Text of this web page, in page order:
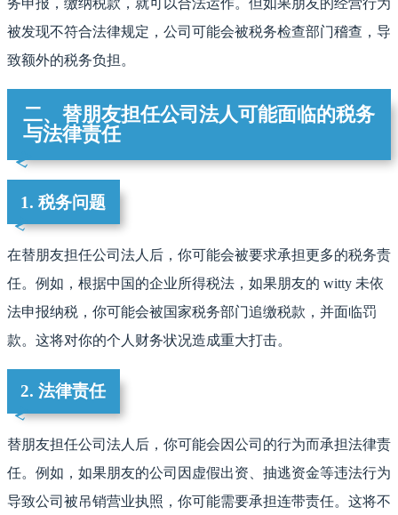
务申报，缴纳税款，就可以合法运作。但如果朋友的经营行为
被发现不符合法律规定，公司可能会被税务检查部门稽查，导
致额外的税务负担。
二、替朋友担任公司法人可能面临的税务
与法律责任
1. 税务问题
在替朋友担任公司法人后，你可能会被要求承担更多的税务责
任。例如，根据中国的企业所得税法，如果朋友的 witty 未依
法申报纳税，你可能会被国家税务部门追缴税款，并面临罚
款。这将对你的个人财务状况造成重大打击。
2. 法律责任
替朋友担任公司法人后，你可能会因公司的行为而承担法律责
任。例如，如果朋友的公司因虚假出资、抽逃资金等违法行为
导致公司被吊销营业执照，你可能需要承担连带责任。这将不